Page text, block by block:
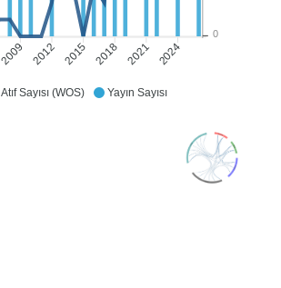
Atıf Sayısı (WOS) Yayın Sayısı
2009 2012 2015 2018 2021 2024
0